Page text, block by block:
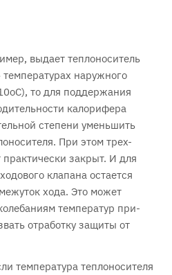
выдает теплоноситель
наружного
то для поддержания
калорифера
степени уменьшить
При этом трех-
практически закрыт. И для
клапана остается
хода. Это может
температур при-
отработку защиты от
температура теплоносителя